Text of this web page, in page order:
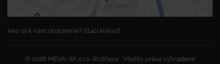
Ako sa k nám dostanete? Stačí kliknúť.
© 2026 MEVA-SK s.r.o. Rožňava Všetky práva vyhradené